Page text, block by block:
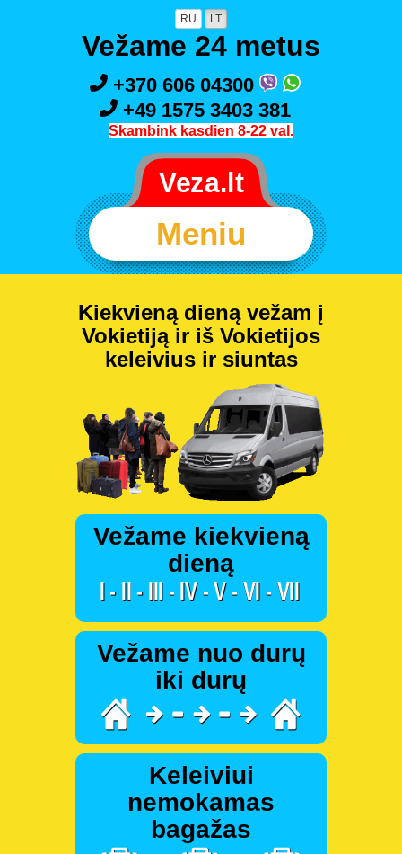
RU LT
Vežame 24 metus
+370 606 04300
+49 1575 3403 381
Skambink kasdien 8-22 val.
Meniu
Kiekvieną dieną vežam į
Vokietiją ir iš Vokietijos
keleivius ir siuntas
Vežame kiekvieną
dieną
Vežame nuo durų
iki durų
Keleiviui
nemokamas
bagažas